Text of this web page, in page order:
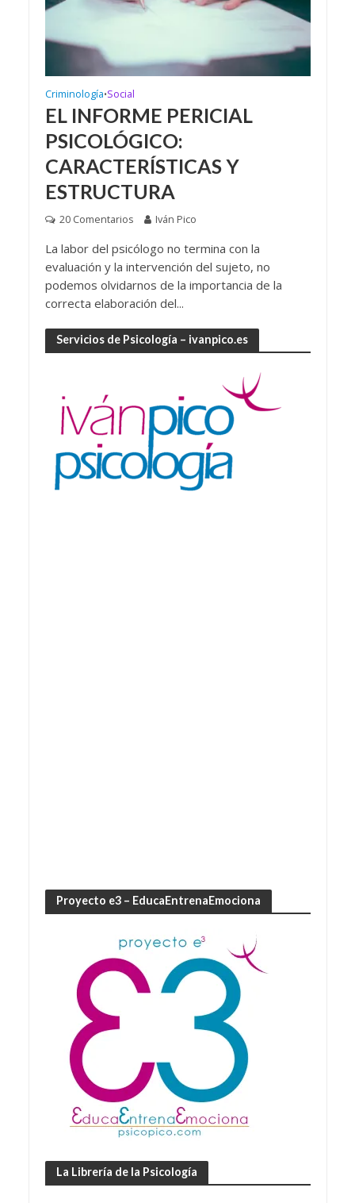
Criminología•Social
EL INFORME PERICIAL
PSICOLÓGICO:
CARACTERÍSTICAS Y
ESTRUCTURA
20 Comentarios Iván Pico
La labor del psicólogo no termina con la
evaluación y la intervención del sujeto, no
podemos olvidarnos de la importancia de la
correcta elaboración del...
Servicios de Psicología – ivanpico.es
Proyecto e3 – EducaEntrenaEmociona
La Librería de la Psicología